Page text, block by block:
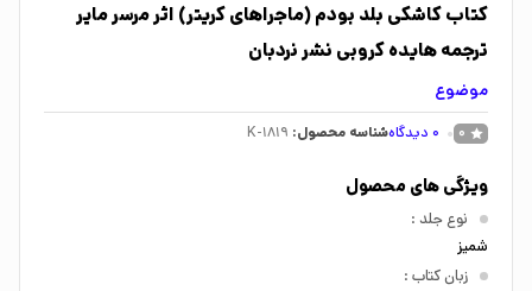
کتاب کاشکی بلد بودم (ماجراهای کریتر) اثر مرسر مایر
ترجمه هایده کروبی نشر نردبان
موضوع
0
0 دیدگاهشناسه محصول: K-1819
ویژگی های محصول
نوع جلد :
شمیز
زبان کتاب :